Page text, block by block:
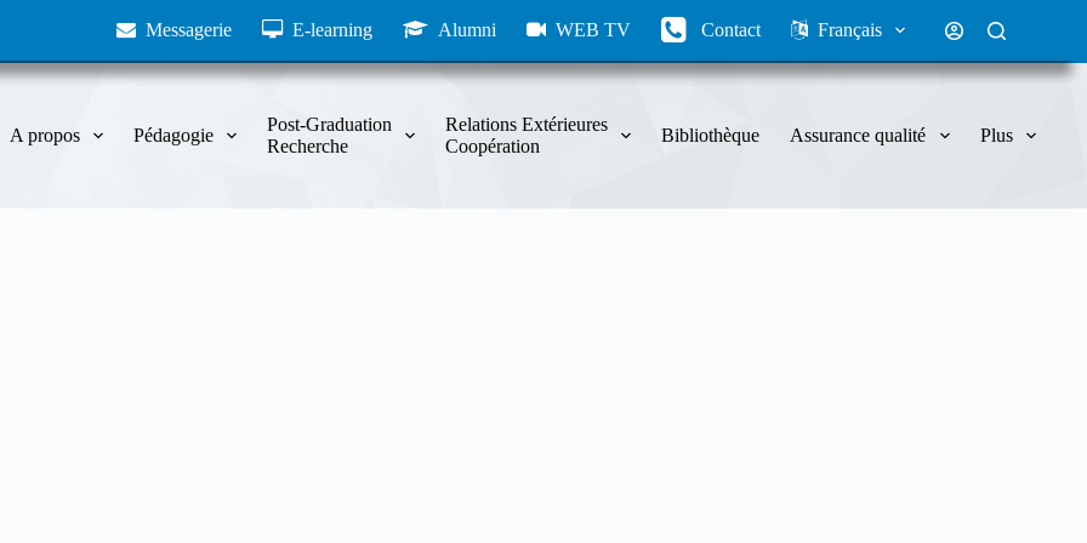
Messagerie E-learning Alumni WEB TV Contact Français
A propos Pédagogie
Post-Graduation
Recherche
Relations Extérieures
Coopération
Bibliothèque Assurance qualité Plus